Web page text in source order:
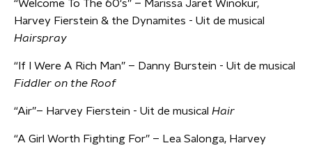
“Welcome To The 60's” – Marissa Jaret Winokur,
Harvey Fierstein & the Dynamites - Uit de musical
Hairspray
“If I Were A Rich Man” – Danny Burstein - Uit de musical
Fiddler on the Roof
“Air”– Harvey Fierstein - Uit de musical Hair
“A Girl Worth Fighting For” – Lea Salonga, Harvey